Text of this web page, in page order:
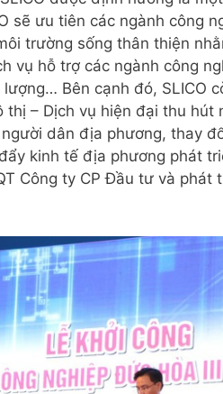
sẽ ưu tiên các ngành công
trường sống thân thiện
vụ hỗ trợ các ngành công
Bên cạnh đó, SLICO
thị – Dịch vụ hiện đại thu hút
dân địa phương, thay
kinh tế địa phương phát
Công ty CP Đầu tư và phát